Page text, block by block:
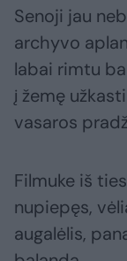
Senoji jau
archyvo
labai rimtu
į žemę
vasaros
Filmuke iš
nupiepęs,
augalėlis,